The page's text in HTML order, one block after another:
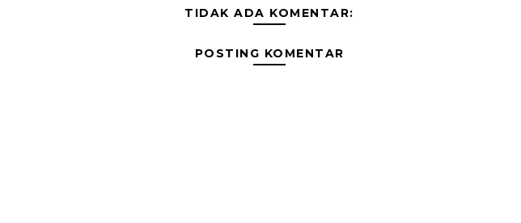
TIDAK ADA KOMENTAR:
POSTING KOMENTAR